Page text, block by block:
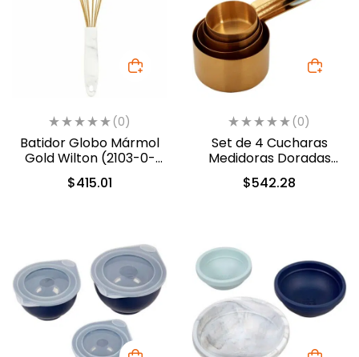
(0)
Batidor Globo Mármol
Gold Wilton (2103-0-
0281)
$415.01
(0)
Set de 4 Cucharas
Medidoras Doradas
(2103-0-0280)
$542.28